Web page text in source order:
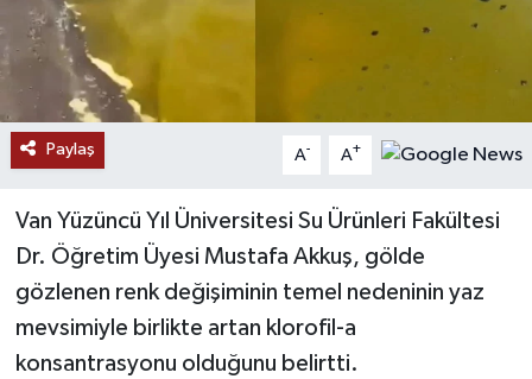
Paylaş A- A+
Van Yüzüncü Yıl Üniversitesi Su Ürünleri Fakültesi
Dr. Öğretim Üyesi Mustafa Akkuş, gölde
gözlenen renk değişiminin temel nedeninin yaz
mevsimiyle birlikte artan klorofil-a
konsantrasyonu olduğunu belirtti.